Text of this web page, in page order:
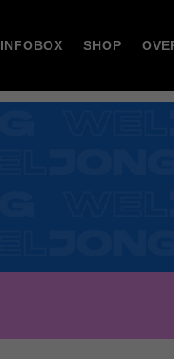
INFOBOX SHOP